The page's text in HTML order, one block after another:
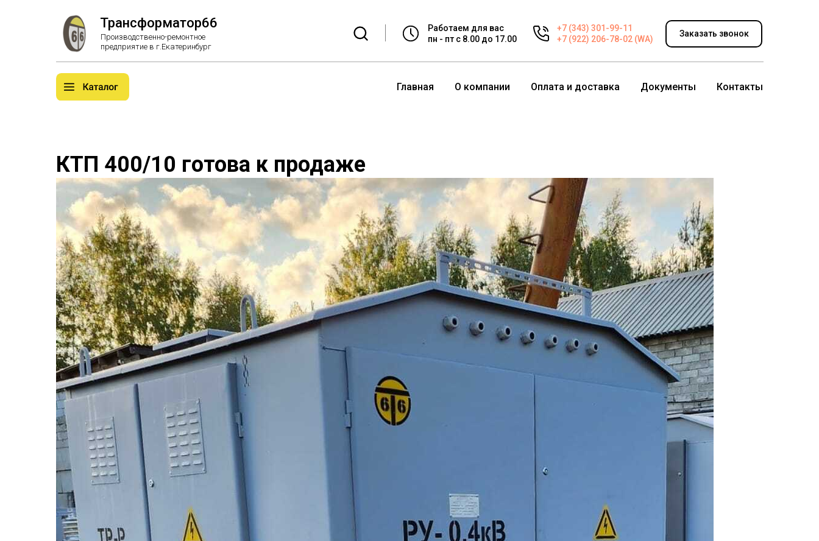
Трансформатор66
Производственно-ремонтное
предприятие в г.Екатеринбург
Работаем для вас
пн - пт с 8.00 до 17.00
+7 (343) 301-99-11
+7 (922) 206-78-02 (WA)
Заказать звонок
Главная О компании Оплата и доставка Документы Контакты
КТП 400/10 готова к продаже